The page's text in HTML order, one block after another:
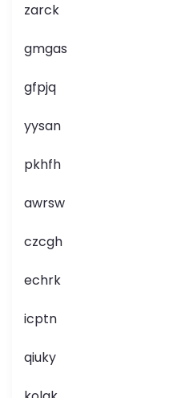
zarck
gmgas
gfpjq
yysan
pkhfh
awrsw
czcgh
echrk
icptn
qiuky